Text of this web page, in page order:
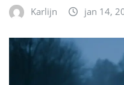
Karlijn jan 14,